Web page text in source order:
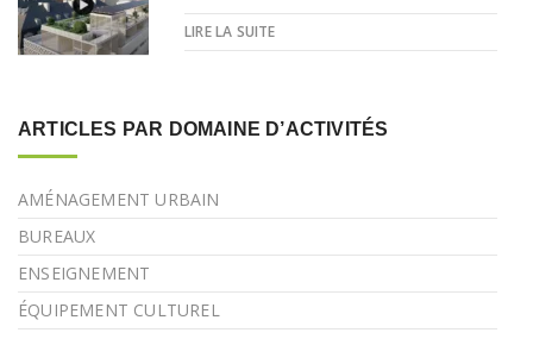
LIRE LA SUITE
ARTICLES PAR DOMAINE D’ACTIVITÉS
AMÉNAGEMENT URBAIN
BUREAUX
ENSEIGNEMENT
ÉQUIPEMENT CULTUREL